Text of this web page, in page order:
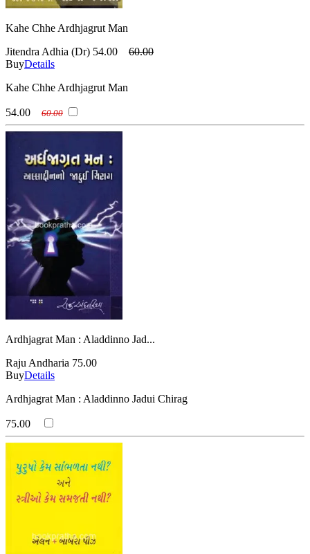
Kahe Chhe Ardhjagrut Man
Jitendra Adhia (Dr) 54.00
60.00
BuyDetails
Kahe Chhe Ardhjagrut Man
54.00 60.00
Ardhjagrat Man : Aladdinno Jad...
Raju Andharia 75.00
BuyDetails
Ardhjagrat Man : Aladdinno Jadui Chirag
75.00